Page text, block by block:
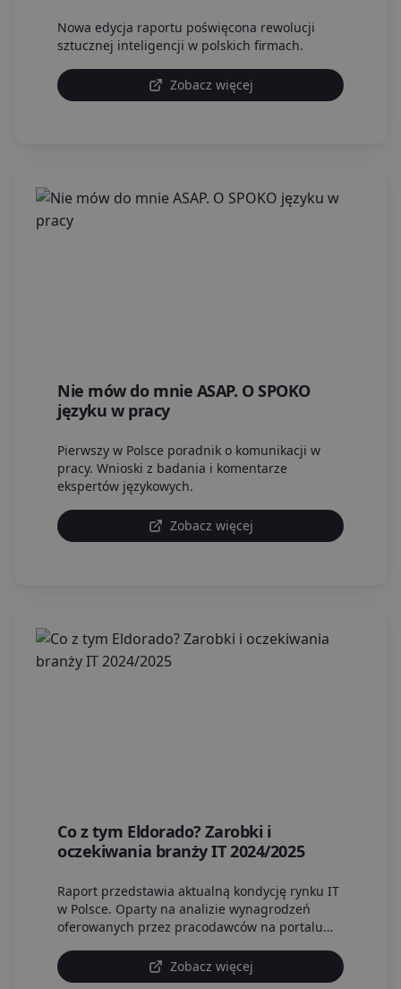
Nowa edycja raportu poświęcona rewolucji
sztucznej inteligencji w polskich firmach.
Zobacz więcej
Nie mów do mnie ASAP. O SPOKO
języku w pracy
Pierwszy w Polsce poradnik o komunikacji w
pracy. Wnioski z badania i komentarze
ekspertów językowych.
Zobacz więcej
Co z tym Eldorado? Zarobki i
oczekiwania branży IT 2024/2025
Raport przedstawia aktualną kondycję rynku IT
w Polsce. Oparty na analizie wynagrodzeń
oferowanych przez pracodawców na portalu
Zobacz więcej